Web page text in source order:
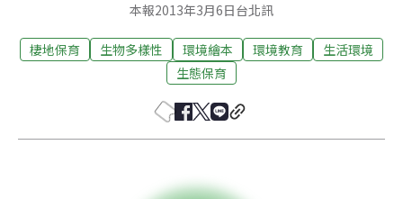
本報2013年3月6日台北訊
棲地保育 生物多樣性 環境繪本 環境教育
生活環境
生態保育